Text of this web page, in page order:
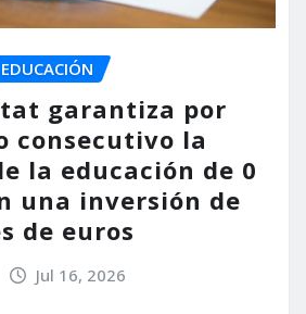
EDUCACIÓN
garantiza por
consecutivo la
la educación de 0
una inversión de
de euros
Jul 16, 2026